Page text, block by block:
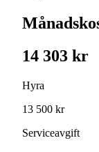
14 303 kr
Hyra
13 500 kr
Serviceavgift